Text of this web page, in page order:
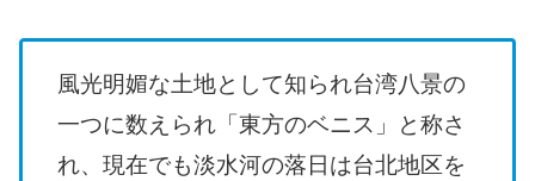
風光明媚な土地として知られ台湾八景の
一つに数えられ「東方のベニス」と称さ
れ、現在でも淡水河の落日は台北地区を